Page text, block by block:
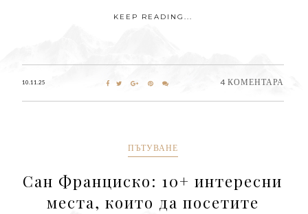
KEEP READING...
10.11.25 4 КОМЕНТАРА
ПЪТУВАНЕ
Сан Франциско: 10+ интересни
места, които да посетите